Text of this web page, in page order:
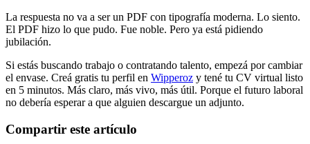
La respuesta no va a ser un PDF con tipografía moderna. Lo siento.
El PDF hizo lo que pudo. Fue noble. Pero ya está pidiendo
jubilación.
Si estás buscando trabajo o contratando talento, empezá por cambiar
el envase. Creá gratis tu perfil en Wipperoz y tené tu CV virtual listo
en 5 minutos. Más claro, más vivo, más útil. Porque el futuro laboral
no debería esperar a que alguien descargue un adjunto.
Compartir este artículo